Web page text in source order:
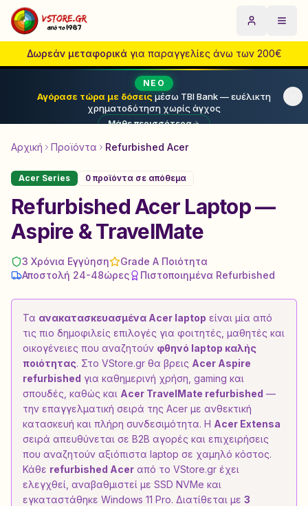
Acer Refurbished Laptop & PC | VStore.gr
Privacy Policy | Πολιτική Απορρήτου
Αρχική
Μετάβαση στο κύριο περιεχόμενο
Δωρεάν μεταφορικά για παραγγελίες άνω των 200€
ΝΈΟ
Αγόρασε τώρα με δόσεις μέσω TBI Bank — ευέλικτη
χρηματοδότηση χωρίς άγχος
Μάθε περισσότερα
Αρχική Προϊόντα Refurbished Acer
Acer Series 0 προϊόντα σε απόθεμα
Refurbished Acer Laptop —
Aspire & TravelMate
3 Χρόνια Εγγύηση
Grade A Ποιότητα
Αποστολή 24-48ώρες
Πιστοποιημένα Refurbished
Τα ανακατασκευασμένα Acer laptop είναι μία από
τις πιο δημοφιλείς επιλογές για φοιτητές, μαθητές και
οικογένειες που αναζητούν φθηνό laptop καλής
ποιότητας. Στο VStore.gr θα βρεις Acer Aspire
refurbished για καθημερινή χρήση, gaming και
σπουδές, καθώς και Acer TravelMate refurbished —
την επαγγελματική σειρά της Acer με ανθεκτική
κατασκευή και πλήρη συνδεσιμότητα. Η Acer Extensa
σειρά απευθύνεται σε B2B αγορές και επιχειρήσεις
που αναζητούν αξιόπιστα laptop σε χαμηλό κόστος.
Κάθε refurbished Acer από το VStore.gr έχει
ελεγχθεί, αναβαθμιστεί με SSD NVMe και
εγκαταστάθηκε Windows 11 Pro. Διατίθεται με 3